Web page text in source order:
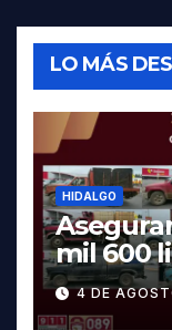
LO MÁS
HIDALGO
mil 600
y dos
Tula
4 DE